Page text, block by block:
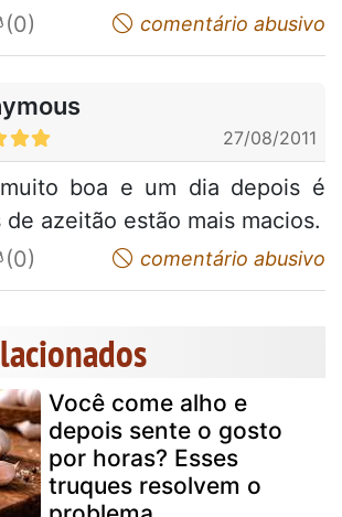
I do not appreciatecomentário abusivo
27/08/2011
boa e um dia depois é
de azeitão estão mais macios.
I do not appreciatecomentário abusivo
Você come alho e
depois sente o gosto
por horas? Esses
truques resolvem o